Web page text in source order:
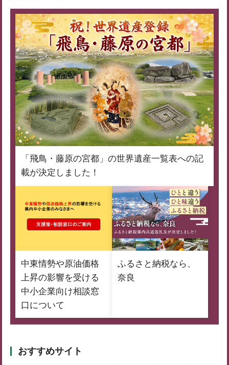
「飛鳥・藤原の宮都」の世界遺産一覧表への記
載が決定しました！
中東情勢や原油価格
上昇の影響を受ける
中小企業向け相談窓
口について
ふるさと納税なら、
奈良
おすすめサイト